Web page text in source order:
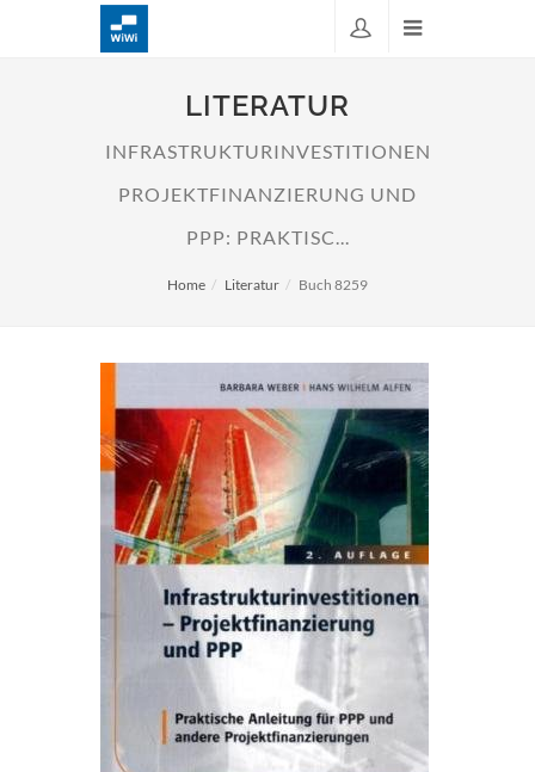
LITERATUR
INFRASTRUKTURINVESTITIONEN
PROJEKTFINANZIERUNG UND
PPP: PRAKTISC...
Home Literatur Buch 8259